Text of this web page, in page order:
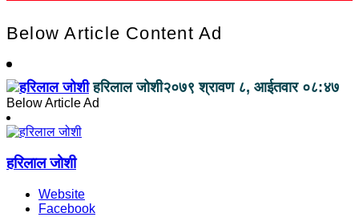
Below Article Content Ad
हरिलाल जोशी२०७९ श्रावण ८, आईतवार ०८:४७
Below Article Ad
हरिलाल जोशी
Website
Facebook